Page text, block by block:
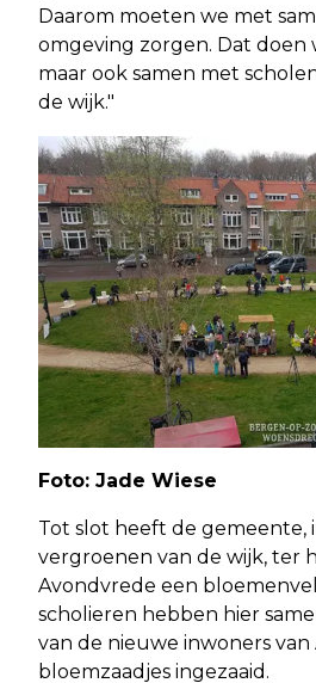
Daarom moeten we met
omgeving zorgen. Dat doen
maar ook samen met
de wijk."
Foto: Jade Wiese
Tot slot heeft de gemeente,
vergroenen van de wijk, ter
Avondvrede een
scholieren hebben hier
van de nieuwe inwoners
bloemzaadjes ingezaaid.